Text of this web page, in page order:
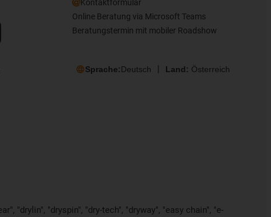
Kontaktformular
Online Beratung via Microsoft Teams
Beratungstermin mit mobiler Roadshow
Sprache:Deutsch Land: Österreich
"drylin", "dryspin", "dry-tech", "dryway", "easy chain", "e-